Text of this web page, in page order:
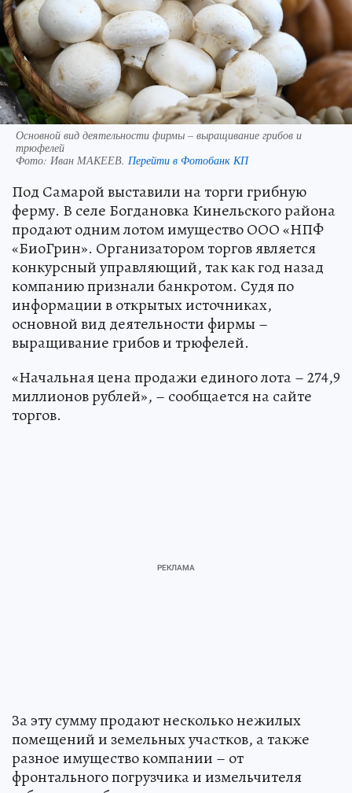
Основной вид деятельности фирмы – выращивание грибов и
трюфелей
Фото: Иван МАКЕЕВ. Перейти в Фотобанк КП
Под Самарой выставили на торги грибную
ферму. В селе Богдановка Кинельского района
продают одним лотом имущество ООО «НПФ
«БиоГрин». Организатором торгов является
конкурсный управляющий, так как год назад
компанию признали банкротом. Судя по
информации в открытых источниках,
основной вид деятельности фирмы –
выращивание грибов и трюфелей.
«Начальная цена продажи единого лота – 274,9
миллионов рублей», – сообщается на сайте
торгов.
За эту сумму продают несколько нежилых
помещений и земельных участков, а также
разное имущество компании – от
фронтального погрузчика и измельчителя